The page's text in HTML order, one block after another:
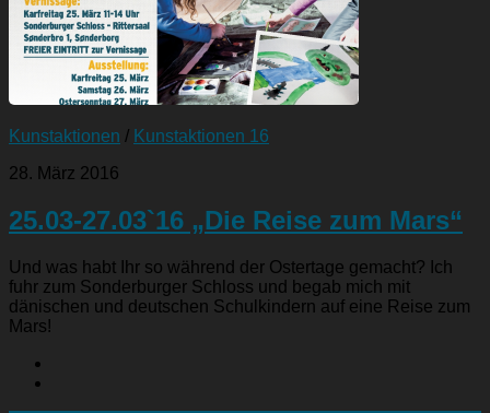
Kunstaktionen / Kunstaktionen 16
28. März 2016
25.03-27.03`16 „Die Reise zum Mars“
Und was habt Ihr so während der Ostertage gemacht? Ich
fuhr zum Sonderburger Schloss und begab mich mit
dänischen und deutschen Schulkindern auf eine Reise zum
Mars!